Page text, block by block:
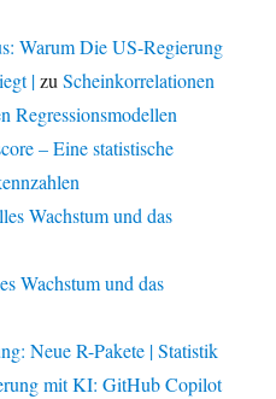
Warum Die US-Regierung
|zuScheinkorrelationen
Regressionsmodellen
– Eine statistische
Wachstum und das
Wachstum und das
Neue R-Pakete | Statistik
mit KI: GitHub Copilot